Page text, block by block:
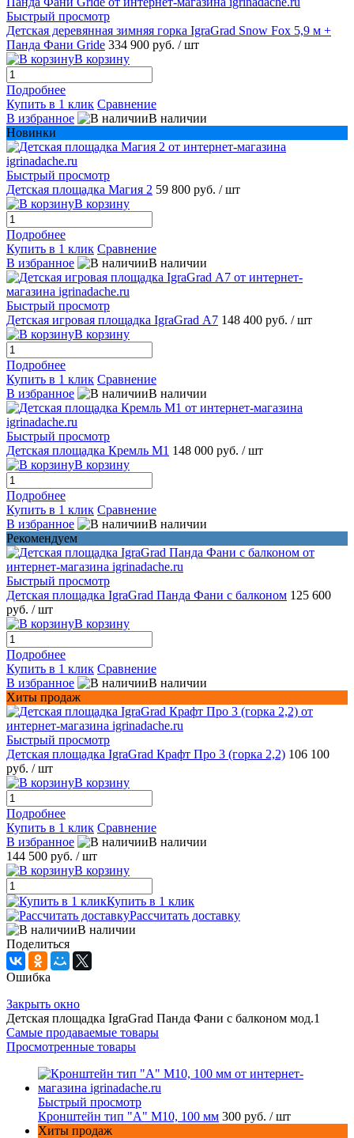
Быстрый просмотр
Детская деревянная зимняя горка IgraGrad Snow Fox 5,9 м +
Панда Фани Gride 334 900 руб. / шт
В корзину
Подробнее
Купить в 1 клик Сравнение
В избранное
В наличии
Новинки
Быстрый просмотр
Детская площадка Магия 2 59 800 руб. / шт
В корзину
Подробнее
Купить в 1 клик Сравнение
В избранное
В наличии
Быстрый просмотр
Детская игровая площадка IgraGrad А7 148 400 руб. / шт
В корзину
Подробнее
Купить в 1 клик Сравнение
В избранное
В наличии
Быстрый просмотр
Детская площадка Кремль М1 148 000 руб. / шт
В корзину
Подробнее
Купить в 1 клик Сравнение
В избранное
В наличии
Рекомендуем
Быстрый просмотр
Детская площадка IgraGrad Панда Фани с балконом 125 600
руб. / шт
В корзину
Подробнее
Купить в 1 клик Сравнение
В избранное
В наличии
Хиты продаж
Быстрый просмотр
Детская площадка IgraGrad Крафт Про 3 (горка 2,2) 106 100
руб. / шт
В корзину
Подробнее
Купить в 1 клик Сравнение
В избранное
В наличии
144 500 руб. / шт
В корзину
Купить в 1 клик
Рассчитать доставку
В наличии
Поделиться
Ошибка
Закрыть окно
Детская площадка IgraGrad Панда Фани с балконом мод.1
Самые продаваемые товары
Просмотренные товары
Быстрый просмотр
Кронштейн тип "A" M10, 100 мм 300 руб. / шт
Хиты продаж